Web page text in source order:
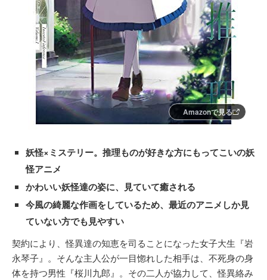
Amazonで見る
妖怪×ミステリー。推理ものが好きな方にもってこいの妖
怪アニメ
かわいい妖怪達の姿に、見ていて癒される
今風の綺麗な作画をしているため、最近のアニメしか見
ていない方でも見やすい
契約により、怪異達の知恵を司ることになった女子大生『岩
永琴子』。そんな主人公が一目惚れした相手は、不死身の身
体を持つ男性『桜川九郎』。その二人が協力して、怪異絡み